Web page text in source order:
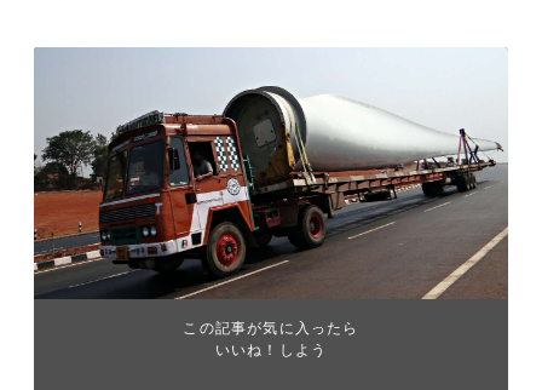
この記事が気に入ったら
いいね！しよう